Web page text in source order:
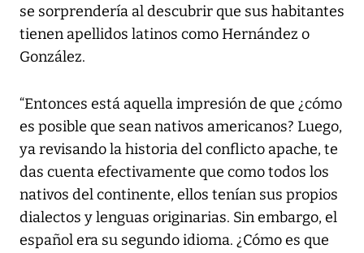
se sorprendería al descubrir que sus habitantes
tienen apellidos latinos como Hernández o
González.
“Entonces está aquella impresión de que ¿cómo
es posible que sean nativos americanos? Luego,
ya revisando la historia del conflicto apache, te
das cuenta efectivamente que como todos los
nativos del continente, ellos tenían sus propios
dialectos y lenguas originarias. Sin embargo, el
español era su segundo idioma. ¿Cómo es que